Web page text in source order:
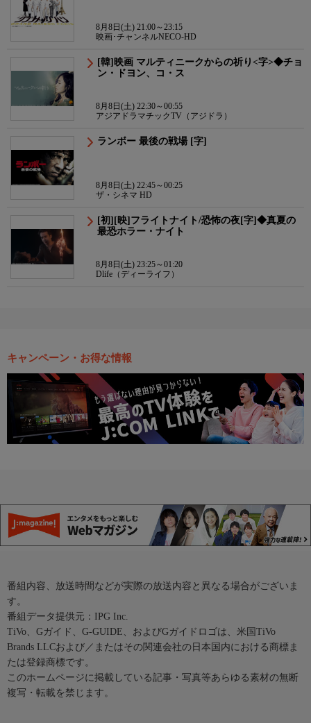
8月8日(土) 21:00～23:15
映画･チャンネルNECO-HD
[韓]映画 マルティニークからの祈り<字>◆チョ
ン・ドヨン、コ・ス
8月8日(土) 22:30～00:55
アジアドラマチックTV（アジドラ）
ランボー 最後の戦場 [字]
8月8日(土) 22:45～00:25
ザ・シネマ HD
[初][映]フライトナイト/恐怖の夜[字]◆真夏の
最恐ホラー・ナイト
8月8日(土) 23:25～01:20
Dlife（ディーライフ）
キャンペーン・お得な情報
番組内容、放送時間などが実際の放送内容と異なる場合がございま
す。
番組データ提供元：IPG Inc.
TiVo、Gガイド、G-GUIDE、およびGガイドロゴは、米国TiVo
Brands LLCおよび／またはその関連会社の日本国内における商標ま
たは登録商標です。
このホームページに掲載している記事・写真等あらゆる素材の無断
複写・転載を禁じます。